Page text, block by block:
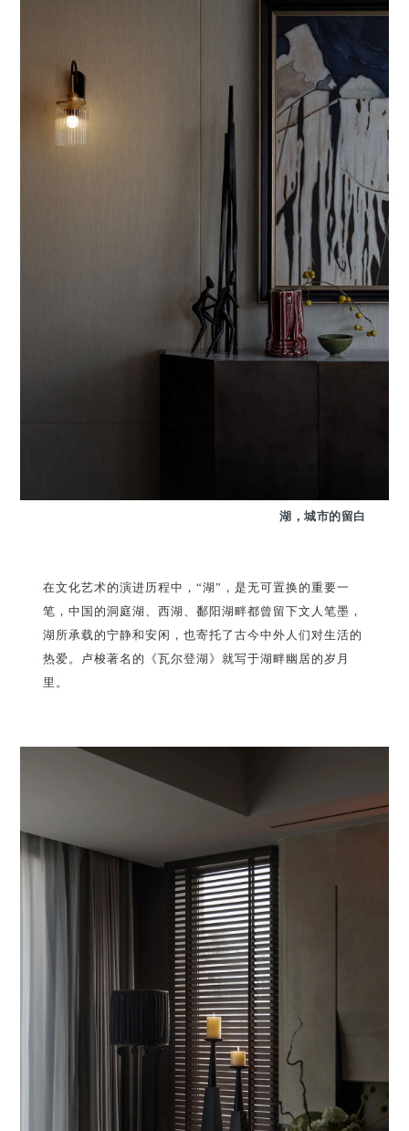
湖，城市的留白
在文化艺术的演进历程中，“湖”，是无可置换的重要一
笔，中国的洞庭湖、西湖、鄱阳湖畔都曾留下文人笔墨，
湖所承载的宁静和安闲，也寄托了古今中外人们对生活的
热爱。卢梭著名的《瓦尔登湖》就写于湖畔幽居的岁月
里。